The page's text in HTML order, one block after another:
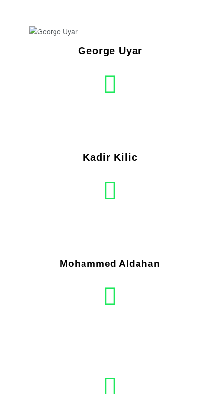
George Uyar
Kadir Kilic
Mohammed Aldahan